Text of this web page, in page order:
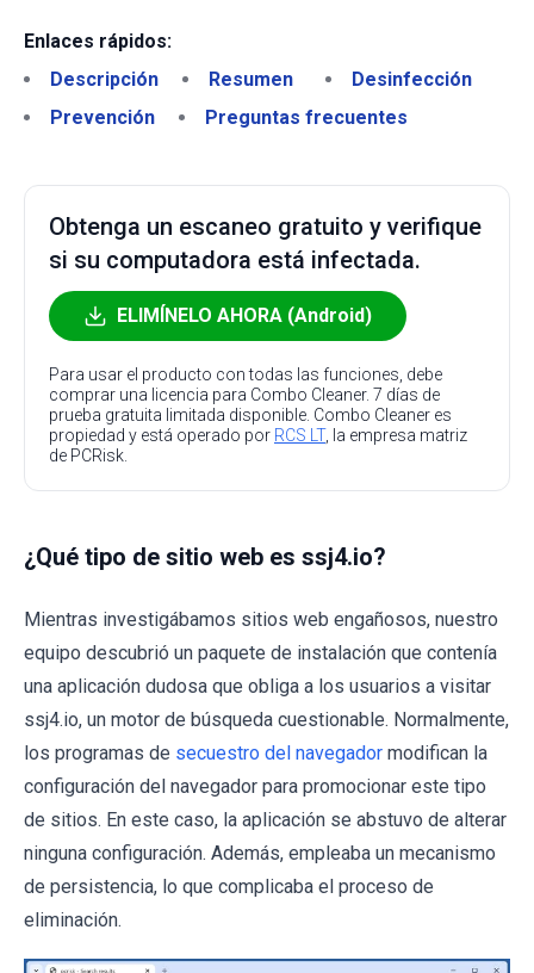
Enlaces rápidos:
Descripción
Resumen
Desinfección
Prevención
Preguntas frecuentes
Obtenga un escaneo gratuito y verifique
si su computadora está infectada.
ELIMÍNELO AHORA (Android)
Para usar el producto con todas las funciones, debe
comprar una licencia para Combo Cleaner. 7 días de
prueba gratuita limitada disponible. Combo Cleaner es
propiedad y está operado por RCS LT, la empresa matriz
de PCRisk.
¿Qué tipo de sitio web es ssj4.io?
Mientras investigábamos sitios web engañosos, nuestro
equipo descubrió un paquete de instalación que contenía
una aplicación dudosa que obliga a los usuarios a visitar
ssj4.io, un motor de búsqueda cuestionable. Normalmente,
los programas de secuestro del navegador modifican la
configuración del navegador para promocionar este tipo
de sitios. En este caso, la aplicación se abstuvo de alterar
ninguna configuración. Además, empleaba un mecanismo
de persistencia, lo que complicaba el proceso de
eliminación.